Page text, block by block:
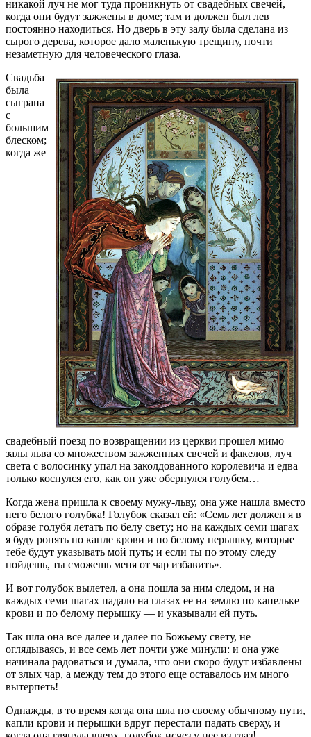
никакой луч не мог туда проникнуть от свадебных свечей,
когда они будут зажжены в доме; там и должен был лев
постоянно находиться. Но дверь в эту залу была сделана из
сырого дерева, которое дало маленькую трещину, почти
незаметную для человеческого глаза.
Свадьба
была
сыграна
с
большим
блеском;
когда же
свадебный поезд по возвращении из церкви прошел мимо
залы льва со множеством зажженных свечей и факелов, луч
света с волосинку упал на заколдованного королевича и едва
только коснулся его, как он уже обернулся голубем…
Когда жена пришла к своему мужу-льву, она уже нашла вместо
него белого голубка! Голубок сказал ей: «Семь лет должен я в
образе голубя летать по белу свету; но на каждых семи шагах
я буду ронять по капле крови и по белому перышку, которые
тебе будут указывать мой путь; и если ты по этому следу
пойдешь, ты сможешь меня от чар избавить».
И вот голубок вылетел, а она пошла за ним следом, и на
каждых семи шагах падало на глазах ее на землю по капельке
крови и по белому перышку — и указывали ей путь.
Так шла она все далее и далее по Божьему свету, не
оглядываясь, и все семь лет почти уже минули: и она уже
начинала радоваться и думала, что они скоро будут избавлены
от злых чар, а между тем до этого еще оставалось им много
вытерпеть!
Однажды, в то время когда она шла по своему обычному пути,
капли крови и перышки вдруг перестали падать сверху, и